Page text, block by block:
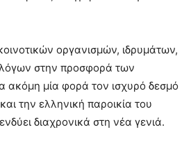
οργανισμών, ιδρυμάτων,
στην προσφορά των
ακόμη μία φορά τον ισχυρό δεσμό
την ελληνική παροικία του
διαχρονικά στη νέα γενιά.